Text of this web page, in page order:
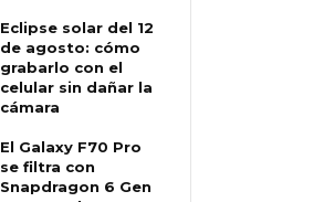
Eclipse solar del 12
de agosto: cómo
grabarlo con el
celular sin dañar la
cámara
El Galaxy F70 Pro
se filtra con
Snapdragon 6 Gen